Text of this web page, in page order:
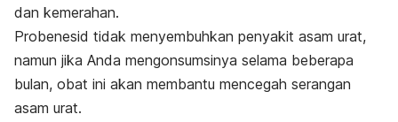
dan kemerahan.
Probenesid tidak menyembuhkan penyakit asam urat,
namun jika Anda mengonsumsinya selama beberapa
bulan, obat ini akan membantu mencegah serangan
asam urat.